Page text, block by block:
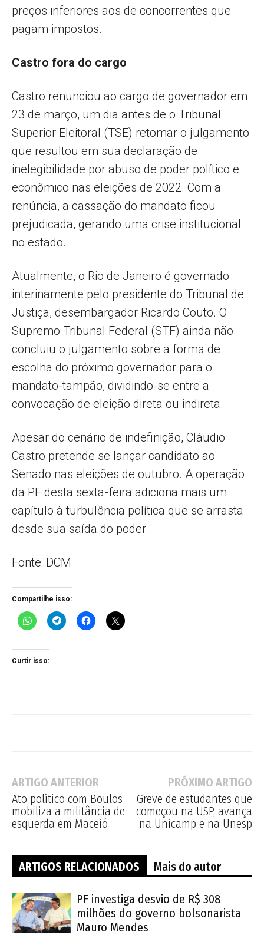
preços inferiores aos de concorrentes que
pagam impostos.
Castro fora do cargo
Castro renunciou ao cargo de governador em
23 de março, um dia antes de o Tribunal
Superior Eleitoral (TSE) retomar o julgamento
que resultou em sua declaração de
inelegibilidade por abuso de poder político e
econômico nas eleições de 2022. Com a
renúncia, a cassação do mandato ficou
prejudicada, gerando uma crise institucional
no estado.
Atualmente, o Rio de Janeiro é governado
interinamente pelo presidente do Tribunal de
Justiça, desembargador Ricardo Couto. O
Supremo Tribunal Federal (STF) ainda não
concluiu o julgamento sobre a forma de
escolha do próximo governador para o
mandato-tampão, dividindo-se entre a
convocação de eleição direta ou indireta.
Apesar do cenário de indefinição, Cláudio
Castro pretende se lançar candidato ao
Senado nas eleições de outubro. A operação
da PF desta sexta-feira adiciona mais um
capítulo à turbulência política que se arrasta
desde sua saída do poder.
Fonte: DCM
Compartilhe isso:
Curtir isso:
ARTIGO ANTERIOR
Ato político com Boulos
mobiliza a militância de
esquerda em Maceió
PRÓXIMO ARTIGO
Greve de estudantes que
começou na USP, avança
na Unicamp e na Unesp
ARTIGOS RELACIONADOS Mais do autor
PF investiga desvio de R$ 308
milhões do governo bolsonarista
Mauro Mendes